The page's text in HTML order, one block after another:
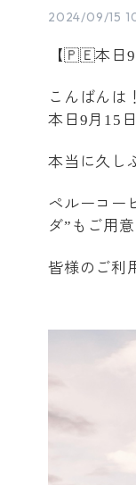
2024/09/15
【🇵🇪本日9
こんばんは！
本日 9月 15 日
本当に久し
ペルーコー
ダ” もご用
皆様のご利